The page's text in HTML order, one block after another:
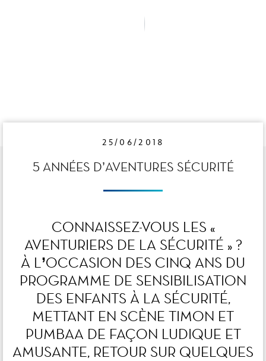
25/06/2018
5 ANNÉES D’AVENTURES SÉCURITÉ
CONNAISSEZ-VOUS LES «
AVENTURIERS DE LA SÉCURITÉ » ?
À L’OCCASION DES CINQ ANS DU
PROGRAMME DE SENSIBILISATION
DES ENFANTS À LA SÉCURITÉ,
METTANT EN SCÈNE TIMON ET
PUMBAA DE FAÇON LUDIQUE ET
AMUSANTE, RETOUR SUR QUELQUES